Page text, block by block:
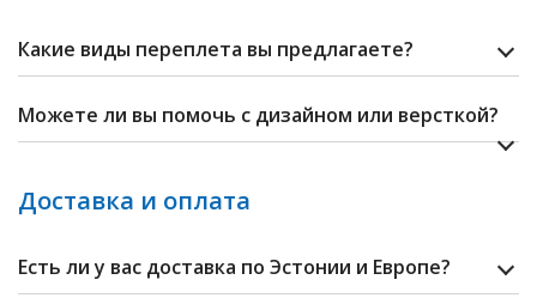
Какие виды переплета вы предлагаете?
Можете ли вы помочь с дизайном или версткой?
Доставка и оплата
Есть ли у вас доставка по Эстонии и Eвропе?